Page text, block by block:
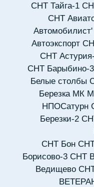
СНТ Тайга-1
СНТ
Автомобилист'
Автоэкспорт
СНТ
СНТ Барыбино-3
Белые столбы
Березка МК
НПОСатурн
Березки-2
СНТ Бон
Борисово-3 СНТ
Ведищево